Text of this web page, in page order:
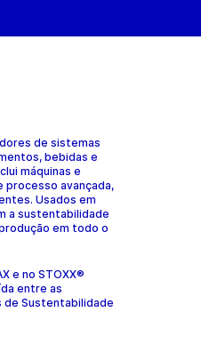
de sistemas
bebidas e
máquinas e
processo avançada,
Usados em
a sustentabilidade
em todo o
e no STOXX®
entre as
de Sustentabilidade